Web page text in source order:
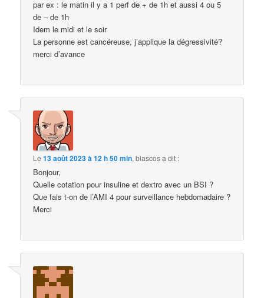
par ex : le matin il y a 1 perf de + de 1h et aussi 4 ou 5
de – de 1h
Idem le midi et le soir
La personne est cancéreuse, j’applique la dégressivité?
merci d’avance
Le13 août 2023 à 12 h 50 min,blascosa dit :
Bonjour,
Quelle cotation pour insuline et dextro avec un BSI ?
Que fais t-on de l’AMI 4 pour surveillance hebdomadaire ?
Merci